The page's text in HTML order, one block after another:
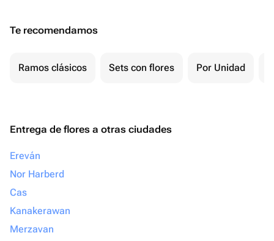
Te recomendamos
Ramos clásicos Sets con flores Por Unidad
Entrega de flores a otras ciudades
Ereván
Nor Harberd
Cas
Kanakerawan
Merzavan